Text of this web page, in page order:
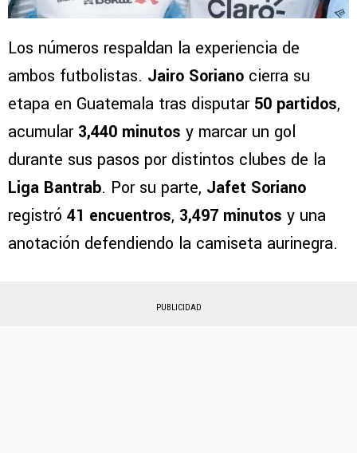
Los números respaldan la experiencia de
ambos futbolistas. Jairo Soriano cierra su
etapa en Guatemala tras disputar 50 partidos,
acumular 3,440 minutos y marcar un gol
durante sus pasos por distintos clubes de la
Liga Bantrab. Por su parte, Jafet Soriano
registró 41 encuentros, 3,497 minutos y una
anotación defendiendo la camiseta aurinegra.
PUBLICIDAD